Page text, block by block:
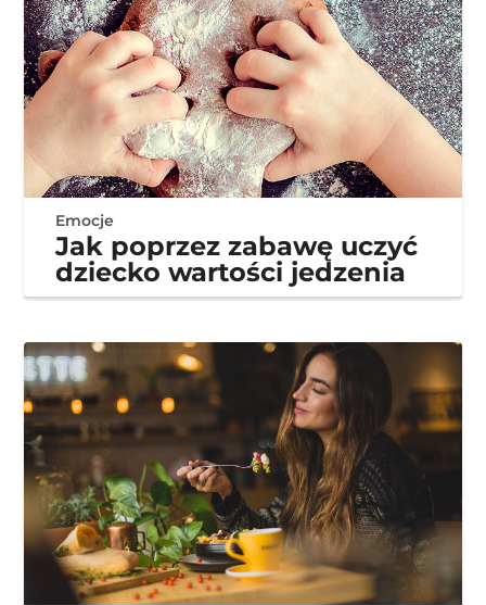
Emocje
Jak poprzez zabawę uczyć
dziecko wartości jedzenia